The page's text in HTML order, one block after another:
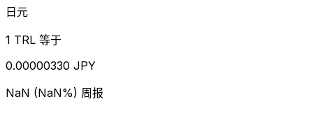
日元
1 TRL 等于
0.00000330 JPY
NaN (NaN%) 周报